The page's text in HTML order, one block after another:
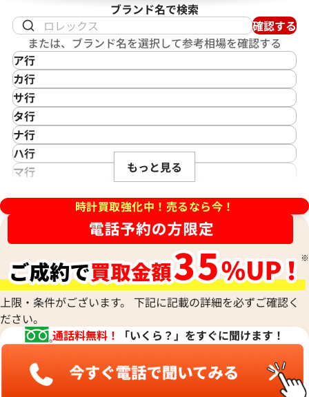
イトジャスト 41 126303 ス
格
点の参考買取価格です
ロレックス デイトジャスト
ホワイトシェル文字盤
参考買取価格
1,970,000
※2026年1月時点の参考買取価
ブランド名で検索
確認する
または、ブランド名を選択して参考相場を確認する
ア行
IKEPOD
アイクポッド
IWC
アイダブリューシー
Azimuth
アジムース
ANONIMO
Alain Silberstein
アラン・シルベスタイン
Armand Nicolet
アルマン・ニコレ
WALTHAM
ウォルサム
HUBLOT
ウブロ
ETERNA
エテルナ
EDOX
エドックス
カ行
CASIO
カシオ
Cartier
カルティエ
Gaga Milano
ガガミラノ
Quinting
クインティング
Cuervo y Sobrinos
クエルボ・イ・ソブリノス
CVSTOS
クストス
Chronoswiss
クロノスイス
GUCCI
グッチ
Graham
グラハム
Grand Seiko
サ行
Saint Laurent
サンローラン
Shellman
シェルマン
CITIZEN
シチズン
Chopard
ショパール
CHAUMET
ショーメ
Jacob & Co.
ジェイコブ
Gerald Genta
ジェラルド・ジェンタ
Jaeger-LeCoultre
タ行
TAG Heuer
タグ・ホイヤー
Daniel Roth
ダニエル・ロート
TUDOR
チューダー(チュードル)
ティファニー
Dior
ディオール
ナ行
NOMOS Glashütte
ノモス グラスヒュッテ
ハ行
Hamilton
Harry Winston
ハリー・ウィンストン
Patek Philippe
Panerai
パネライ
Parmigiani Fleurier
パルミジャーニ・フルリエ
Piaget
PIERRE KUNZ
ピエール・クンツ
マ行
MAURICE LACROIX
モーリス・ラクロア
RALPH LAUREN
ラルフ ローレン
リシャール・ミル
Louis Vuitton
ルイ・ヴィトン
Luminox
ルミノックス
Ressence
ROGER DUBUIS
ロジェ・デュブイ
もっと見る
時計買取強化中！売るなら今！
上限・条件がございます。 下記に記載の詳細を必ずご確認く
ださい。
通話料無料！
「いくら？」をすぐに聞けます！